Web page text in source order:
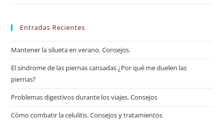
Entradas Recientes
Mantener la silueta en verano. Consejos.
El síndrome de las piernas cansadas ¿Por qué me duelen las
piernas?
Problemas digestivos durante los viajes. Consejos
Cómo combatir la celulitis. Consejos y tratamientos